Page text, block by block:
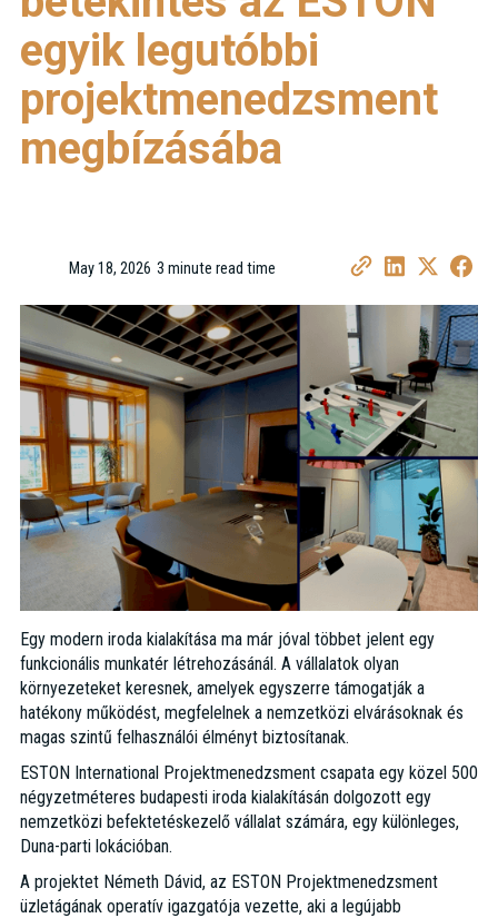
egyik legutóbbi
projektmenedzsment
megbízásába
May 18, 2026 •3 minute read time
Egy modern iroda kialakítása ma már jóval többet jelent egy
funkcionális munkatér létrehozásánál. A vállalatok olyan
környezeteket keresnek, amelyek egyszerre támogatják a
hatékony működést, megfelelnek a nemzetközi elvárásoknak és
magas szintű felhasználói élményt biztosítanak.
ESTON International Projektmenedzsment csapata egy közel 500
négyzetméteres budapesti iroda kialakításán dolgozott egy
nemzetközi befektetéskezelő vállalat számára, egy különleges,
Duna-parti lokációban.
A projektet Németh Dávid, az ESTON Projektmenedzsment
üzletágának operatív igazgatója vezette, aki a legújabb